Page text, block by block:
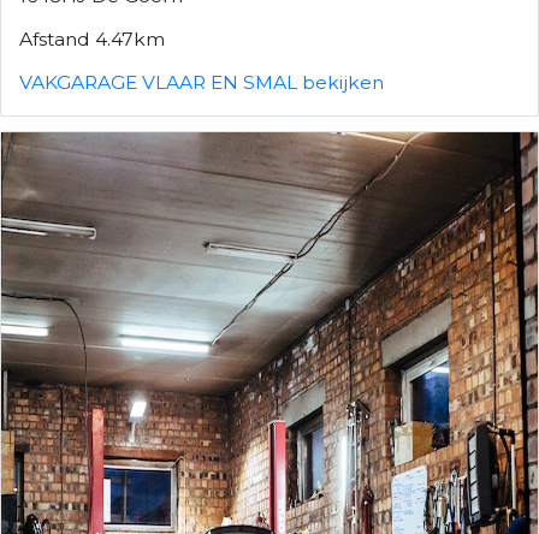
Afstand 4.47km
VAKGARAGE VLAAR EN SMAL bekijken